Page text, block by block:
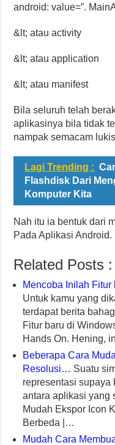
android: value=”.
&lt; atau activity
&lt; atau application
&lt; atau manifest
Bila seluruh telah
aplikasinya bila tidak
nampak semacam
Lagi Trending :
Flashdisk Dari
Komputer Kita
Nah itu ia bentuk dari
Pada Aplikasi Android.
Related Posts :
Mencoba Inilah
Untuk kamu yang
terdapat berita
Fitur baru di
Hands On. Hening,
Beberapa Cara
Resolusi… Suatu
representasi supaya
antara aplikasi yang
Mudah Ekspor Icon
Berbeda |…
Mudah Cara